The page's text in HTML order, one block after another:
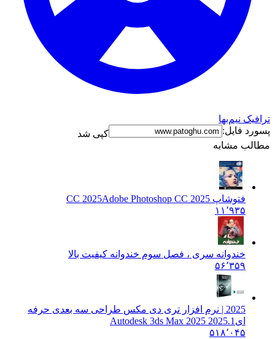
ترافیک نیم‌بها
پسورد فایل:
کپی شد
مطالب مشابه
فتوشاپ CC 2025 Adobe Photoshop CC 2025
۱۱٬۹۳۵
خندوانه سری ، فصل سوم خندوانه کیفیت بالا
۵۶٬۳۵۹
2025 | نرم افزار تری دی مکس طراحی سه بعدی حرفه
ای Autodesk 3ds Max 2025 2025.1
۵۱۸٬۰۴۵